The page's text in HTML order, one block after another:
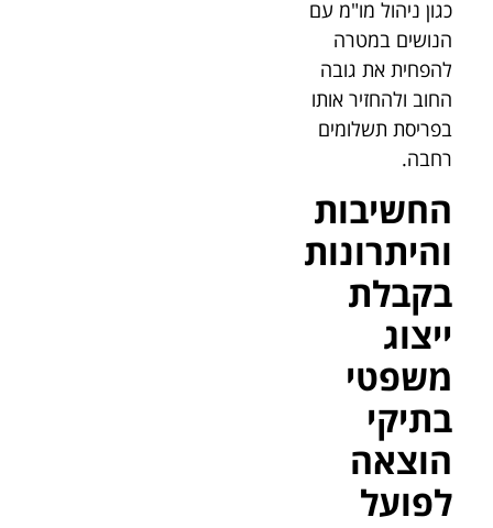
כגון ניהול מו"מ עם
הנושים במטרה
להפחית את גובה
החוב ולהחזיר אותו
בפריסת תשלומים
רחבה.
החשיבות
והיתרונות
בקבלת
ייצוג
משפטי
בתיקי
הוצאה
לפועל